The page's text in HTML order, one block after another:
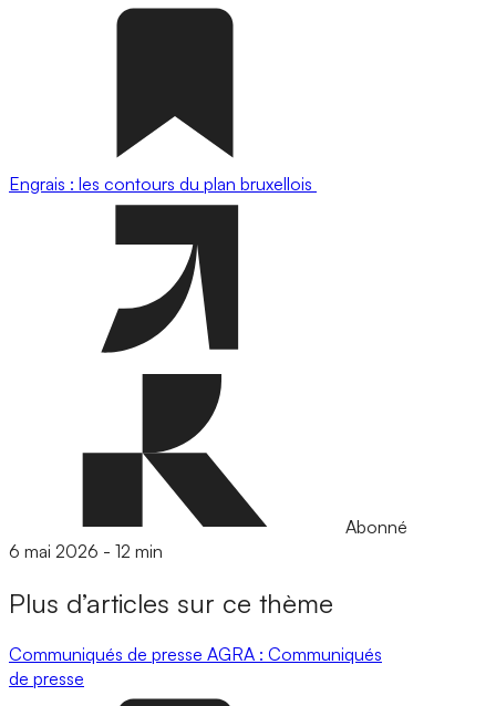
Engrais : les contours du plan bruxellois
Abonné
6 mai 2026 - 12 min
Plus d’articles sur ce thème
Communiqués de presse AGRA : Communiqués
de presse